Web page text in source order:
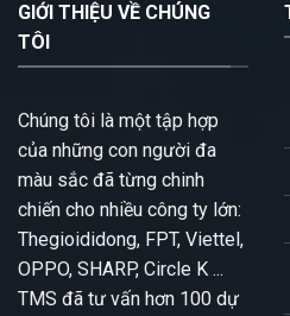
GIỚI THIỆU VỀ CHÚNG
TÔI
Chúng tôi là một tập hợp
của những con người đa
màu sắc đã từng chinh
chiến cho nhiều công ty lớn:
Thegioididong, FPT, Viettel,
OPPO, SHARP, Circle K ...
TMS đã tư vấn hơn 100 dự